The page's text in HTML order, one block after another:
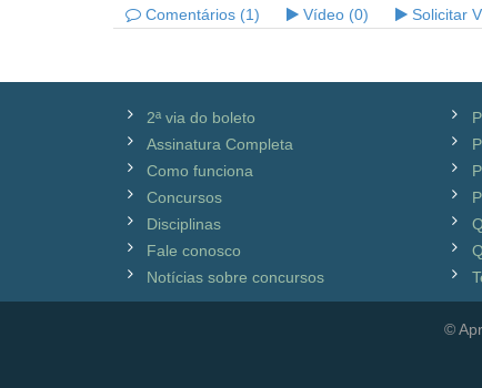
Comentários (1) Vídeo (0) Solicitar
2ª via do boleto
Assinatura Completa
Como funciona
Concursos
Disciplinas
Fale conosco
Notícias sobre concursos
©